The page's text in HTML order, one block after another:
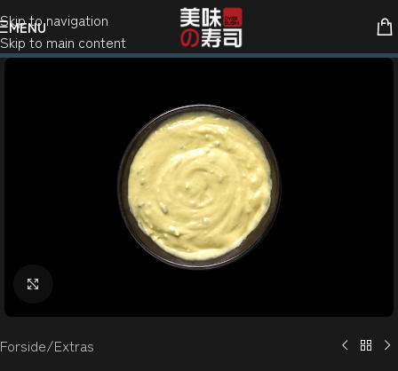
Skip to navigation
Skip to main content
MENU
Forside/Extras